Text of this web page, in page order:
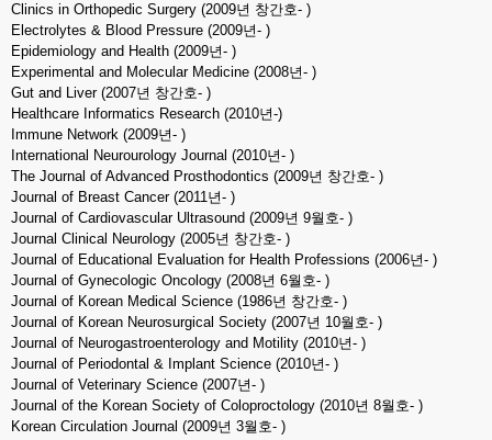
Clinics in Orthopedic Surgery (2009년 창간호- )
Electrolytes & Blood Pressure (2009년- )
Epidemiology and Health (2009년- )
Experimental and Molecular Medicine (2008년- )
Gut and Liver (2007년 창간호- )
Healthcare Informatics Research (2010년-)
Immune Network (2009년- )
International Neurourology Journal (2010년- )
The Journal of Advanced Prosthodontics (2009년 창간호- )
Journal of Breast Cancer (2011년- )
Journal of Cardiovascular Ultrasound (2009년 9월호- )
Journal Clinical Neurology (2005년 창간호- )
Journal of Educational Evaluation for Health Professions (2006년- )
Journal of Gynecologic Oncology (2008년 6월호- )
Journal of Korean Medical Science (1986년 창간호- )
Journal of Korean Neurosurgical Society (2007년 10월호- )
Journal of Neurogastroenterology and Motility (2010년- )
Journal of Periodontal & Implant Science (2010년- )
Journal of Veterinary Science (2007년- )
Journal of the Korean Society of Coloproctology (2010년 8월호- )
Korean Circulation Journal (2009년 3월호- )